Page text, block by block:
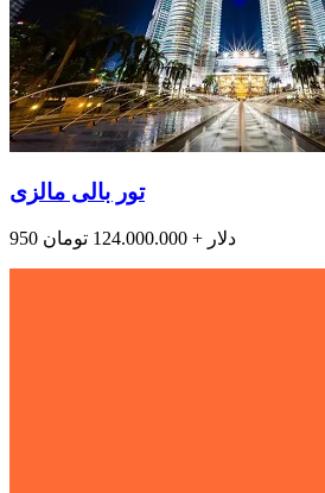
تور بالی مالزی
950 دلار + 124.000.000 تومان